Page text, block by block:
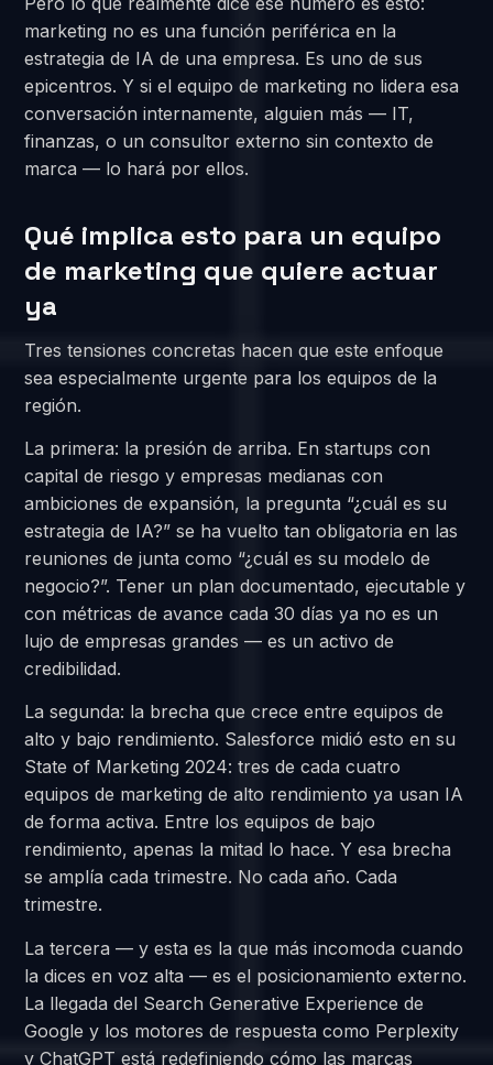
marketing no es una función periférica en la
estrategia de IA de una empresa. Es uno de sus
epicentros. Y si el equipo de marketing no lidera esa
conversación internamente, alguien más — IT,
finanzas, o un consultor externo sin contexto de
marca — lo hará por ellos.
Qué implica esto para un equipo
de marketing que quiere actuar
ya
Tres tensiones concretas hacen que este enfoque
sea especialmente urgente para los equipos de la
región.
La primera: la presión de arriba. En startups con
capital de riesgo y empresas medianas con
ambiciones de expansión, la pregunta “¿cuál es su
estrategia de IA?” se ha vuelto tan obligatoria en las
reuniones de junta como “¿cuál es su modelo de
negocio?”. Tener un plan documentado, ejecutable y
con métricas de avance cada 30 días ya no es un
lujo de empresas grandes — es un activo de
credibilidad.
La segunda: la brecha que crece entre equipos de
alto y bajo rendimiento. Salesforce midió esto en su
State of Marketing 2024: tres de cada cuatro
equipos de marketing de alto rendimiento ya usan IA
de forma activa. Entre los equipos de bajo
rendimiento, apenas la mitad lo hace. Y esa brecha
se amplía cada trimestre. No cada año. Cada
trimestre.
La tercera — y esta es la que más incomoda cuando
la dices en voz alta — es el posicionamiento externo.
La llegada del Search Generative Experience de
Google y los motores de respuesta como Perplexity
y ChatGPT está redefiniendo cómo las marcas